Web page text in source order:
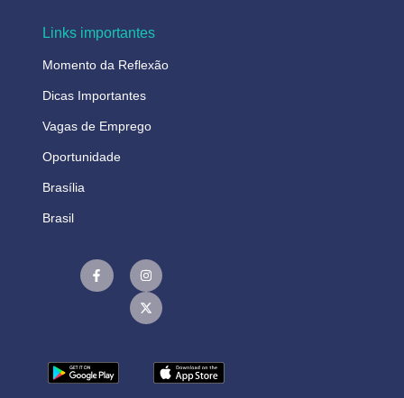
Links importantes
Momento da Reflexão
Dicas Importantes
Vagas de Emprego
Oportunidade
Brasília
Brasil